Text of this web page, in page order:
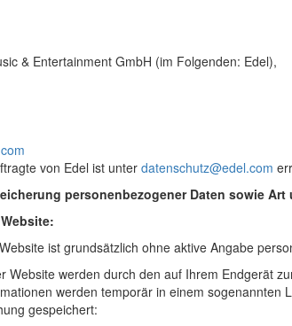
& Entertainment GmbH (im Folgenden: Edel),
von Edel ist unter datenschutz@edel.com
personenbezogener Daten sowie
ist grundsätzlich ohne aktive Angabe
Website werden durch den auf Ihrem Endgerät
werden temporär in einem
gespeichert: